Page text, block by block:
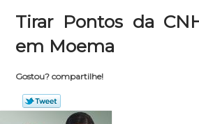
Tirar Pontos da
em Moema
Gostou? compartilhe!